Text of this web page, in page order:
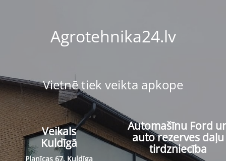
Agrotehnika24.lv
Vietnē tiek veikta apkope
Veikals
Kuldīgā
Planīcas 67, Kuldīga
Automašīnu Ford
auto rezerves daļu
tirdzniecība